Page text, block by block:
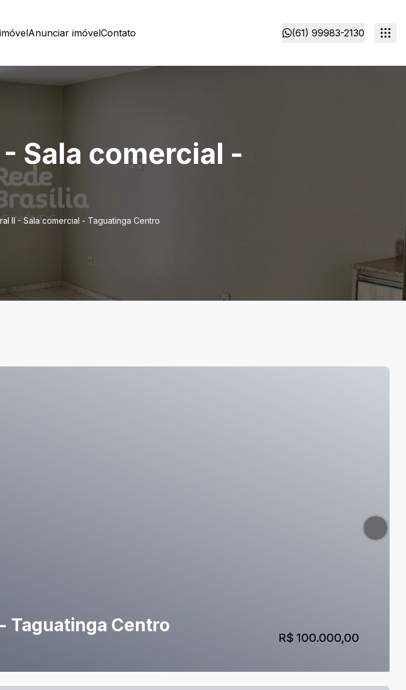
Anunciar imóvelContato (61) 99983-2130
Sala comercial -
II - Sala comercial - Taguatinga Centro
Taguatinga Centro
R$ 100.000,00